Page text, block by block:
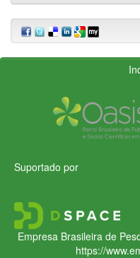
Suportado por
Empresa Brasileira de
https://